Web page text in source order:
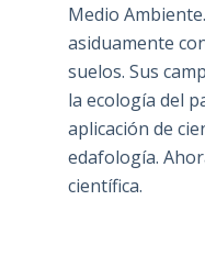
Medio
asiduamente
suelos. Sus
la ecología del
aplicación de
edafología.
científica.